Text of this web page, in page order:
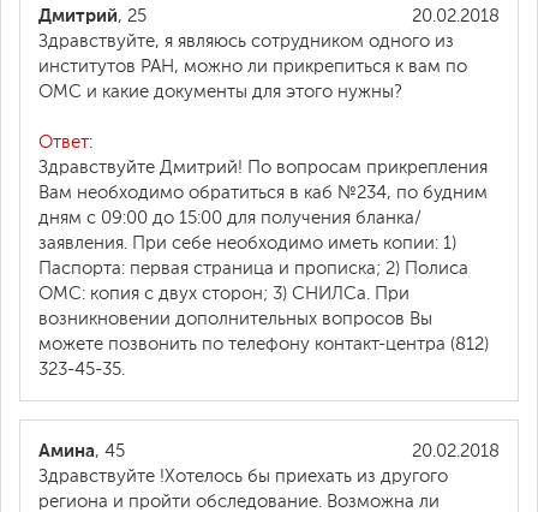
20.02.2018
Дмитрий, 25
Здравствуйте, я являюсь сотрудником одного из
институтов РАН, можно ли прикрепиться к вам по
ОМС и какие документы для этого нужны?
Ответ:
Здравствуйте Дмитрий! По вопросам прикрепления
Вам необходимо обратиться в каб №234, по будним
дням с 09:00 до 15:00 для получения бланка/
заявления. При себе необходимо иметь копии: 1)
Паспорта: первая страница и прописка; 2) Полиса
ОМС: копия с двух сторон; 3) СНИЛСа. При
возникновении дополнительных вопросов Вы
можете позвонить по телефону контакт-центра (812)
323-45-35.
20.02.2018
Амина, 45
Здравствуйте !Хотелось бы приехать из другого
региона и пройти обследование. Возможна ли